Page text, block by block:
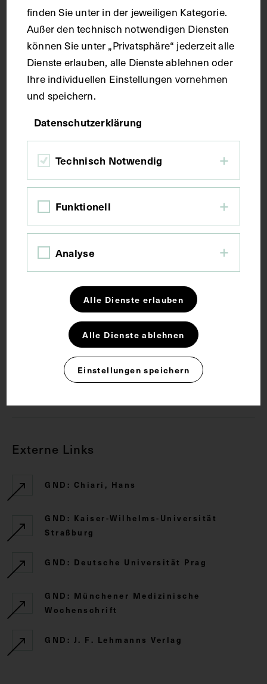
Technik
Druck
Maße
Bildmaß 24,5 x 16 cm
Kurzbeschreibung
Auszug aus: Galerie hervorragender Ärzte und
Naturforscher, in: Beilage zur Münchener
medizinischen Wochenschrift, 1916, Bl. 347.
Schlagwörter
Dozent Pathologische Anatomie
Externe Links
GND: Chiari, Hans
GND: Kaiser-Wilhelms-Universität
Straßburg
GND: Deutsche Universität Prag
GND: Münchener Medizinische
Wochenschrift
GND: J. F. Lehmanns Verlag
finden Sie unter in der jeweiligen Kategorie.
Außer den technisch notwendigen Diensten
können Sie unter „Privatsphäre“ jederzeit alle
Dienste erlauben, alle Dienste ablehnen oder
Ihre individuellen Einstellungen vornehmen
und speichern.
Datenschutzerklärung
Technisch Notwendig
Funktionell
Analyse
Alle Dienste erlauben
Alle Dienste ablehnen
Einstellungen speichern